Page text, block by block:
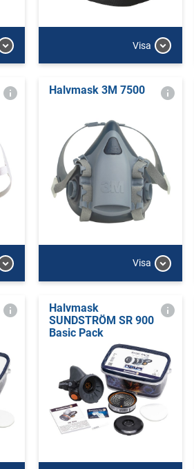
Visa
Halvmask 3M 7500
Visa
Halvmask
SUNDSTRÖM SR 900
Basic Pack